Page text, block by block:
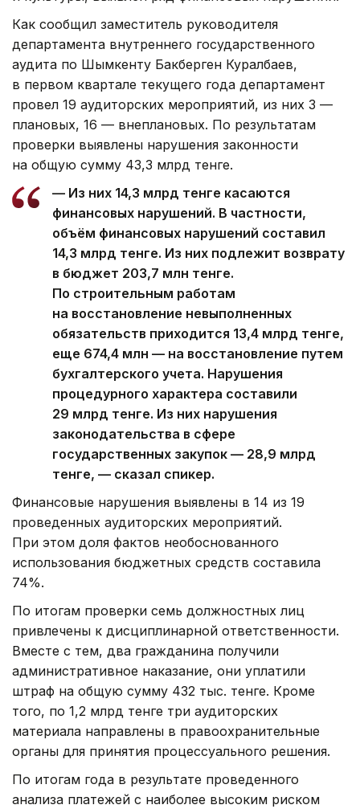
Как сообщил заместитель руководителя
департамента внутреннего государственного
аудита по Шымкенту Бакберген Куралбаев,
в первом квартале текущего года департамент
провел 19 аудиторских мероприятий, из них 3 —
плановых, 16 — внеплановых. По результатам
проверки выявлены нарушения законности
на общую сумму 43,3 млрд тенге.
— Из них 14,3 млрд тенге касаются
финансовых нарушений. В частности,
объём финансовых нарушений составил
14,3 млрд тенге. Из них подлежит возврату
в бюджет 203,7 млн тенге.
По строительным работам
на восстановление невыполненных
обязательств приходится 13,4 млрд тенге,
еще 674,4 млн — на восстановление путем
бухгалтерского учета. Нарушения
процедурного характера составили
29 млрд тенге. Из них нарушения
законодательства в сфере
государственных закупок — 28,9 млрд
тенге, — сказал спикер.
Финансовые нарушения выявлены в 14 из 19
проведенных аудиторских мероприятий.
При этом доля фактов необоснованного
использования бюджетных средств составила
74%.
По итогам проверки семь должностных лиц
привлечены к дисциплинарной ответственности.
Вместе с тем, два гражданина получили
административное наказание, они уплатили
штраф на общую сумму 432 тыс. тенге. Кроме
того, по 1,2 млрд тенге три аудиторских
материала направлены в правоохранительные
органы для принятия процессуального решения.
По итогам года в результате проведенного
анализа платежей с наиболее высоким риском